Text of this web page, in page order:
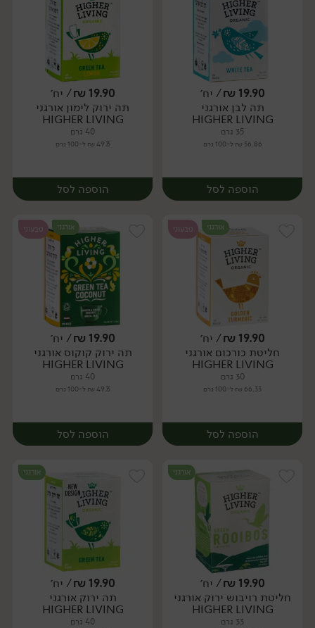
יח׳ יח׳
19.90
₪/ יח׳
תה לבן אורגני
HIGHER LIVING
35 גרם
56.86 ₪ ל-100 גרם
הוספה לסל
יח׳
19.90
₪/ יח׳
תה ירוק לימון אורגני
HIGHER LIVING
40 גרם
49.75 ₪ ל-100 גרם
הוספה לסל
יח׳
אורגני טבעוני
19.90
₪/ יח׳
חליטת כורכום אורגני
HIGHER LIVING
30 גרם
66.33 ₪ ל-100 גרם
הוספה לסל
יח׳
אורגני טבעוני
19.90
₪/ יח׳
תה ירוק קוקוס אורגני
HIGHER LIVING
40 גרם
49.75 ₪ ל-100 גרם
הוספה לסל
יח׳
אורגני
19.90
₪/ יח׳
חליטת רויבוש ירוק אורגני
HIGHER LIVING
33 גרם
אורגני
19.90
₪/ יח׳
תה ירוק אורגני
HIGHER LIVING
40 גרם